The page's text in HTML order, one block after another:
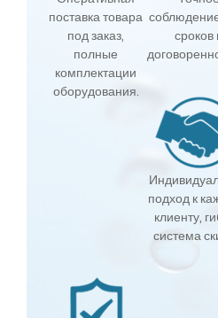
поставка товара
под заказ,
полные
комплектации
оборудования.
сроков
подход к
клиенту,
система